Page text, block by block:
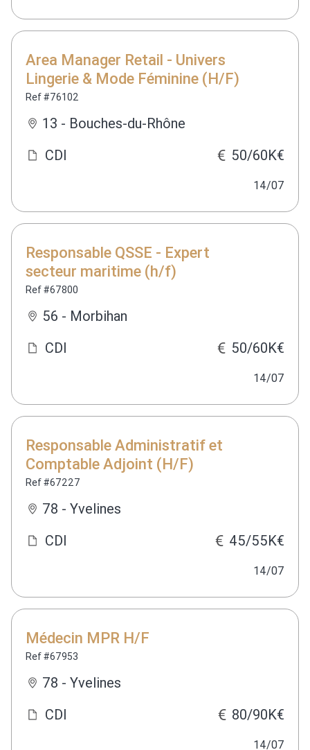
Area Manager Retail - Univers
Lingerie & Mode Féminine (H/F)
Ref #76102
13 - Bouches-du-Rhône
CDI
50/60K€
14/07
Responsable QSSE - Expert
secteur maritime (h/f)
Ref #67800
56 - Morbihan
CDI
50/60K€
14/07
Responsable Administratif et
Comptable Adjoint (H/F)
Ref #67227
78 - Yvelines
CDI
45/55K€
14/07
Médecin MPR H/F
Ref #67953
78 - Yvelines
CDI
80/90K€
14/07